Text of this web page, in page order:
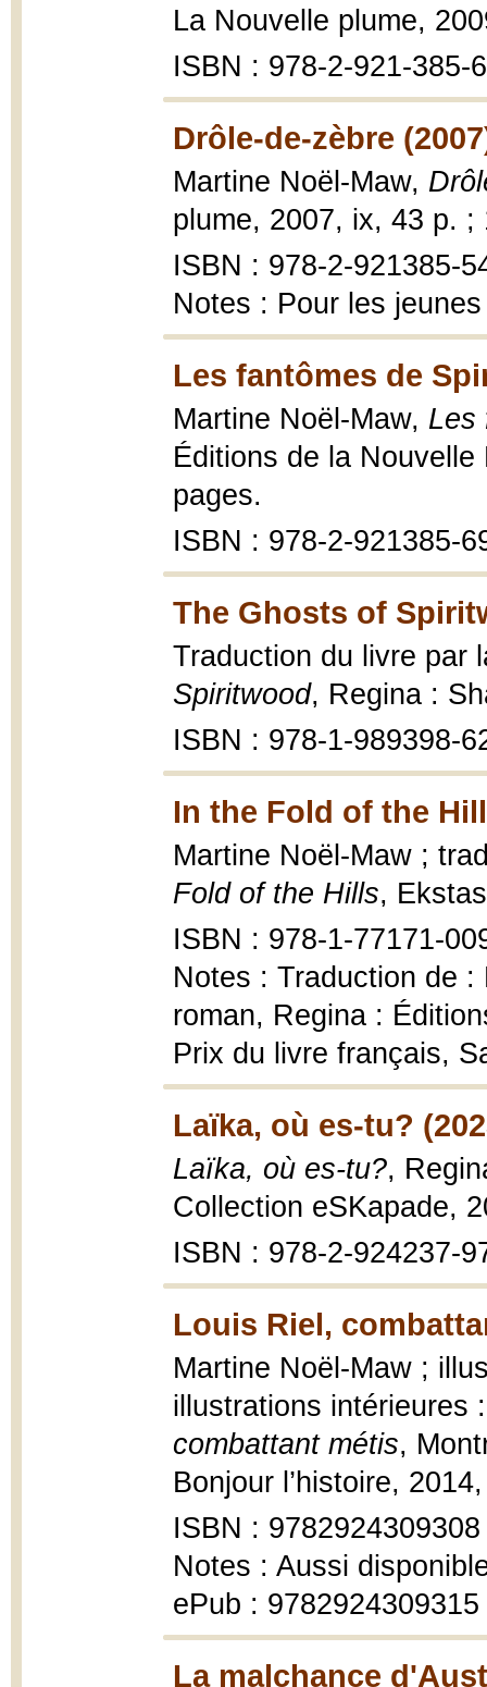
La Nouvelle plume,
ISBN : 978-2-921-385-
Drôle-de-zèbre
Martine Noël-Maw,
plume, 2007, ix, 43 p. ;
ISBN : 978-2-921385-
Notes : Pour les
Les fantômes de
Martine Noël-Maw, Les
Éditions de la
pages.
ISBN : 978-2-921385-
The Ghosts of
Traduction du livre par
Spiritwood, Regina :
ISBN : 978-1-989398-
In the Fold of the
Martine Noël-Maw ;
Fold of the Hills,
ISBN : 978-1-77171-
Notes : Traduction de
roman, Regina :
Prix du livre français,
Laïka, où es-tu?
Laïka, où es-tu?,
Collection eSKapade,
ISBN : 978-2-924237-
Louis Riel,
Martine Noël-Maw ;
illustrations intérieures
combattant métis,
Bonjour l’histoire,
ISBN : 9782924309308
Notes : Aussi
ePub : 9782924309315
La malchance